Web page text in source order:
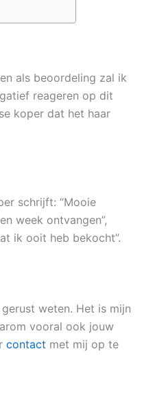
als beoordeling zal ik
reageren op dit
koper dat het haar
schrijft: “Mooie
week ontvangen”,
ik ooit heb bekocht”.
weten. Het is mijn
vooral ook jouw
contact met mij op te